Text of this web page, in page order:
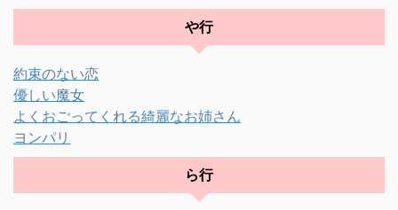
や行
約束のない恋
優しい魔女
よくおごってくれる綺麗なお姉さん
ヨンパリ
ら行